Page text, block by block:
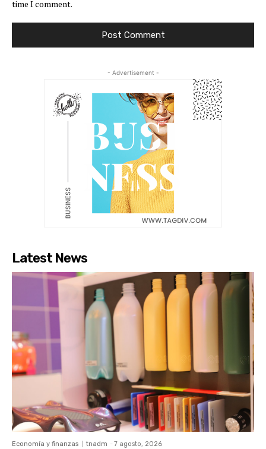
time I comment.
- Advertisement -
Latest News
Economía y finanzas tnadm - 7 agosto, 2026